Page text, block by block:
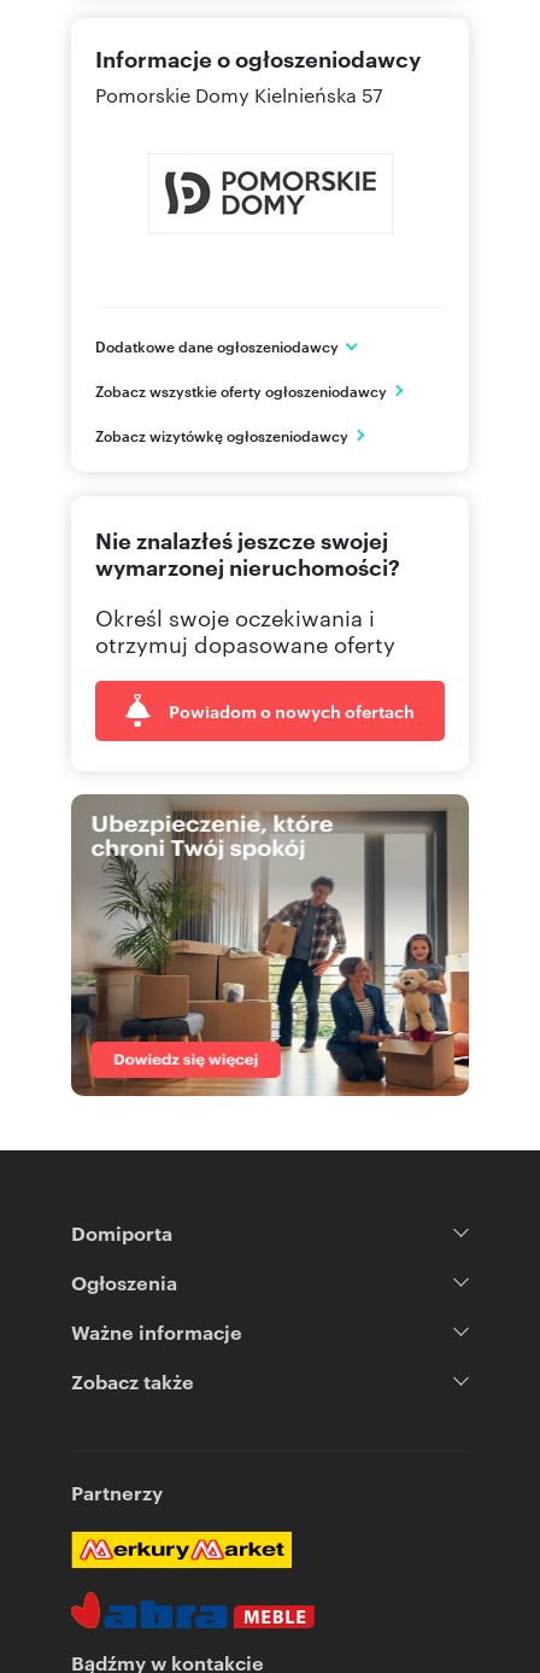
Informacje o ogłoszeniodawcy
Pomorskie Domy Kielnieńska 57
Dodatkowe dane ogłoszeniodawcy
ul. Kielnieńska 57
pomorskie
607 60 Pokaż telefon
583 09 Pokaż telefon
Zobacz wszystkie oferty ogłoszeniodawcy
Zobacz wizytówkę ogłoszeniodawcy
Nie znalazłeś jeszcze swojej
wymarzonej nieruchomości?
Określ swoje oczekiwania i
otrzymuj dopasowane oferty
Powiadom o nowych ofertach
Domiporta
Ogłoszenia
Ważne informacje
Zobacz także
Partnerzy
Bądźmy w kontakcie